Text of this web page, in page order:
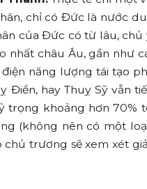
chỉ có Đức là nước
của Đức có từ lâu,
nhất châu Âu, gần như
năng lượng tái tạo
Điển, hay Thuỵ Sỹ vẫn
trọng khoảng hơn 70%
(không nên có một
chủ trương sẽ xem xét